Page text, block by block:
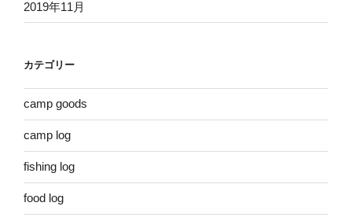
2019年11月
カテゴリー
camp goods
camp log
fishing log
food log